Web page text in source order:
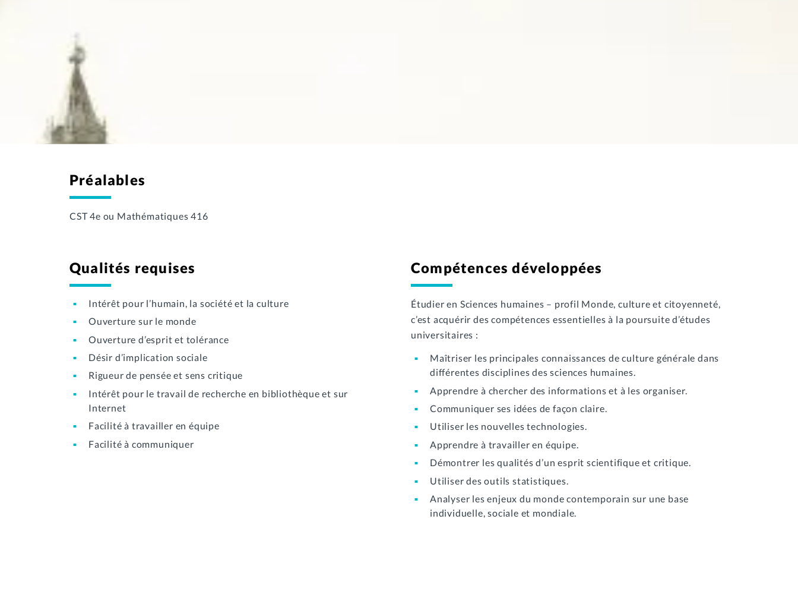
Préalables
CST 4e ou Mathématiques 416
Qualités requises
Intérêt pour l’humain, la société et la culture
Ouverture sur le monde
Ouverture d’esprit et tolérance
Désir d’implication sociale
Rigueur de pensée et sens critique
Intérêt pour le travail de recherche en bibliothèque et sur
Internet
Facilité à travailler en équipe
Facilité à communiquer
Compétences développées
Étudier en Sciences humaines – profil Monde, culture et citoyenneté,
c’est acquérir des compétences essentielles à la poursuite d’études
universitaires :
Maîtriser les principales connaissances de culture générale dans
différentes disciplines des sciences humaines.
Apprendre à chercher des informations et à les organiser.
Communiquer ses idées de façon claire.
Utiliser les nouvelles technologies.
Apprendre à travailler en équipe.
Démontrer les qualités d’un esprit scientifique et critique.
Utiliser des outils statistiques.
Analyser les enjeux du monde contemporain sur une base
individuelle, sociale et mondiale.